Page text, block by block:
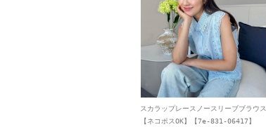
スカラップレースノースリーブブラウス
【ネコポスOK】【7e-831-06417】